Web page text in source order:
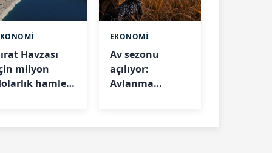
Havzası
milyon
hamle!
EKONOMİ
Av sezonu
açılıyor:
Avlanma